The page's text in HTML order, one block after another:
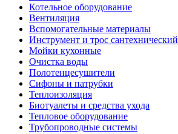
Котельное оборудование
Вентиляция
Вспомогательные материалы
Инструмент и трос сантехнический
Мойки кухонные
Очистка воды
Полотенцесушители
Сифоны и патрубки
Теплоизоляция
Биотуалеты и средства ухода
Тепловое оборудование
Трубопроводные системы